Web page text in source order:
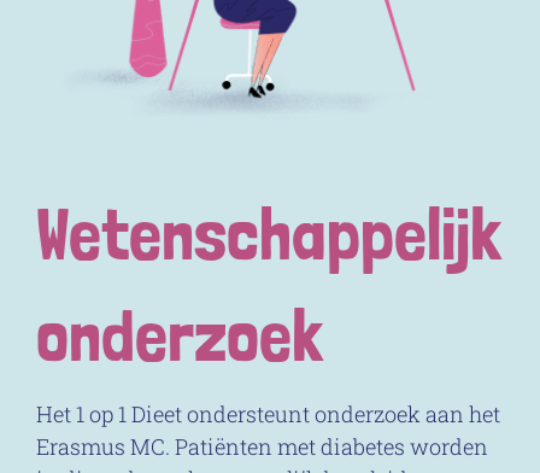
Wetenschappelijk
onderzoek
Het 1 op 1 Dieet ondersteunt onderzoek aan het
Erasmus MC. Patiënten met diabetes worden